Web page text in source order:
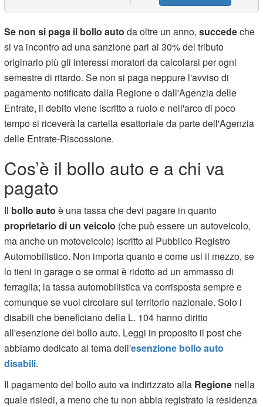
Se non si paga il bollo auto da oltre un anno,succedeche
si va incontro ad una sanzione pari al 30% del tributo
originario più gli interessi moratori da calcolarsi per ogni
semestre di ritardo. Se non si paga neppure l'avviso di
pagamento notificato dalla Regione o dall'Agenzia delle
Entrate, il debito viene iscritto a ruolo e nell'arco di poco
tempo si riceverà la cartella esattoriale da parte dell'Agenzia
delle Entrate-Riscossione.
Cos’è il bollo auto e a chi va
pagato
Il bollo auto è una tassa che devi pagare in quanto
proprietario di un veicolo (che può essere un autoveicolo,
ma anche un motoveicolo) iscritto al Pubblico Registro
Automobilistico. Non importa quanto e come usi il mezzo, se
lo tieni in garage o se ormai è ridotto ad un ammasso di
ferraglia; la tassa automobilistica va corrisposta sempre e
comunque se vuoi circolare sul territorio nazionale. Solo i
disabili che beneficiano della L. 104 hanno diritto
all'esenzione del bollo auto. Leggi in proposito il post che
abbiamo dedicato al tema dell'esenzione bollo auto
disabili.
Il pagamento del bollo auto va indirizzato alla Regione nella
quale risiedi, a meno che tu non abbia registrato la residenza